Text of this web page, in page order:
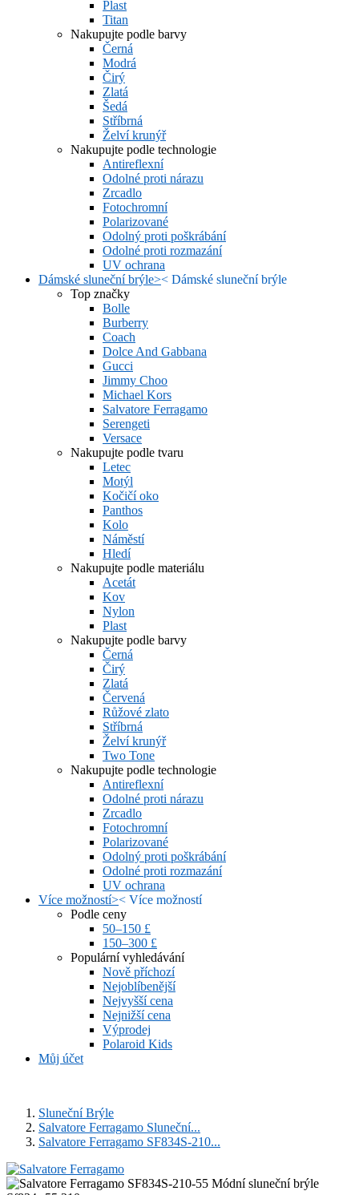
Plast
Titan
Nakupujte podle barvy
Černá
Modrá
Čirý
Zlatá
Šedá
Stříbrná
Želví krunýř
Nakupujte podle technologie
Antireflexní
Odolné proti nárazu
Zrcadlo
Fotochromní
Polarizované
Odolný proti poškrábání
Odolné proti rozmazání
UV ochrana
Dámské sluneční brýle>< Dámské sluneční brýle
Top značky
Bolle
Burberry
Coach
Dolce And Gabbana
Gucci
Jimmy Choo
Michael Kors
Salvatore Ferragamo
Serengeti
Versace
Nakupujte podle tvaru
Letec
Motýl
Kočičí oko
Panthos
Kolo
Náměstí
Hledí
Nakupujte podle materiálu
Acetát
Kov
Nylon
Plast
Nakupujte podle barvy
Černá
Čirý
Zlatá
Červená
Růžové zlato
Stříbrná
Želví krunýř
Two Tone
Nakupujte podle technologie
Antireflexní
Odolné proti nárazu
Zrcadlo
Fotochromní
Polarizované
Odolný proti poškrábání
Odolné proti rozmazání
UV ochrana
Více možností>< Více možností
Podle ceny
50–150 £
150–300 £
Populární vyhledávání
Nově příchozí
Nejoblíbenější
Nejvyšší cena
Nejnižší cena
Výprodej
Polaroid Kids
Můj účet
Sluneční Brýle
Salvatore Ferragamo Sluneční...
Salvatore Ferragamo SF834S-210...